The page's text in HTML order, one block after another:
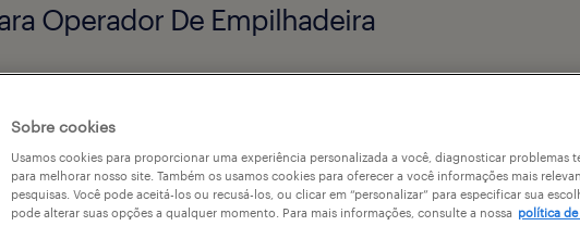
Operador De Empilhadeira
operador de empilhadeira
Sobre cookies
Usamos cookies para proporcionar uma experiência personalizada a você, diagnosticar problemas
para melhorar nosso site. Também os usamos cookies para oferecer a você informações mais
pesquisas. Você pode aceitá-los ou recusá-los, ou clicar em “personalizar” para especificar sua
pode alterar suas opções a qualquer momento. Para mais informações, consulte a nossa política